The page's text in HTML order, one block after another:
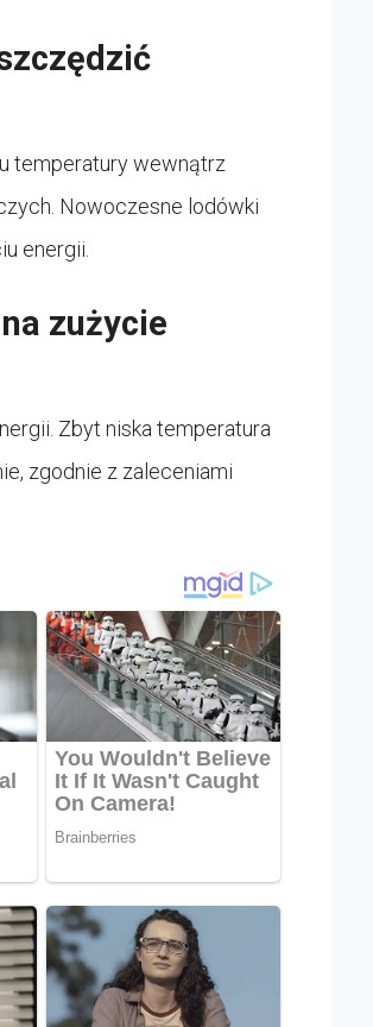
temperatury wewnątrz
Nowoczesne lodówki
energii.
zużycie
Zbyt niska temperatura
zgodnie z zaleceniami